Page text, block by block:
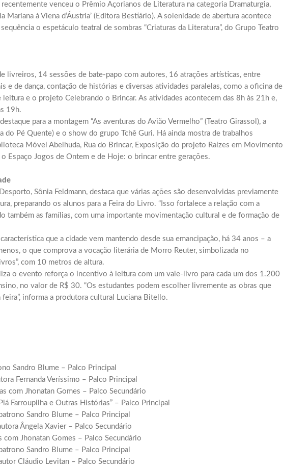
venceu o Prêmio Açorianos de Literatura na categoria Dramaturgia,
Mariana à Viena d’Áustria’ (Editora Bestiário). A solenidade de abertura acontece
o espetáculo teatral de sombras “Criaturas da Literatura”, do Grupo Teatro
livreiros, 14 sessões de bate-papo com autores, 16 atrações artísticas, entre
e de dança, contação de histórias e diversas atividades paralelas, como a oficina de
leitura e o projeto Celebrando o Brincar. As atividades acontecem das 8h às 21h e,
19h.
para a montagem “As aventuras do Avião Vermelho” (Teatro Girassol), a
do Pé Quente) e o show do grupo Tchê Guri. Há ainda mostra de trabalhos
Móvel Abelhuda, Rua do Brincar, Exposição do projeto Raízes em Movimento
Espaço Jogos de Ontem e de Hoje: o brincar entre gerações.
Sônia Feldmann, destaca que várias ações são desenvolvidas previamente
preparando os alunos para a Feira do Livro. “Isso fortalece a relação com a
também as famílias, com uma importante movimentação cultural e de formação de
que a cidade vem mantendo desde sua emancipação, há 34 anos – a
o que comprova a vocação literária de Morro Reuter, simbolizada no
com 10 metros de altura.
o evento reforça o incentivo à leitura com um vale-livro para cada um dos 1.200
no valor de R$ 30. “Os estudantes podem escolher livremente as obras que
informa a produtora cultural Luciana Bitello.
Sandro Blume – Palco Principal
Fernanda Veríssimo – Palco Principal
com Jhonatan Gomes – Palco Secundário
Farroupilha e Outras Histórias” – Palco Principal
Sandro Blume – Palco Principal
Ângela Xavier – Palco Secundário
Jhonatan Gomes – Palco Secundário
Sandro Blume – Palco Principal
Cláudio Levitan – Palco Secundário